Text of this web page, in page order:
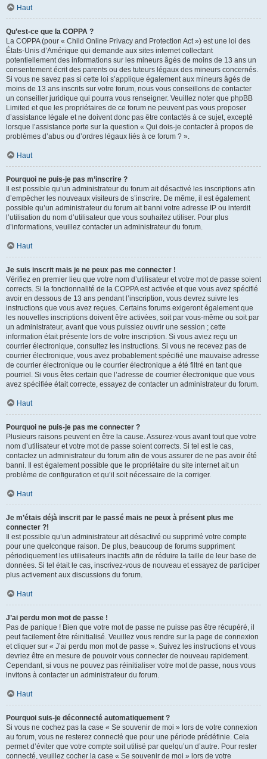
Haut
Qu’est-ce que la COPPA ?
La COPPA (pour « Child Online Privacy and Protection Act ») est une loi des
États-Unis d’Amérique qui demande aux sites internet collectant
potentiellement des informations sur les mineurs âgés de moins de 13 ans un
consentement écrit des parents ou des tuteurs légaux des mineurs concernés.
Si vous ne savez pas si cette loi s’applique également aux mineurs âgés de
moins de 13 ans inscrits sur votre forum, nous vous conseillons de contacter
un conseiller juridique qui pourra vous renseigner. Veuillez noter que phpBB
Limited et que les propriétaires de ce forum ne peuvent pas vous proposer
d’assistance légale et ne doivent donc pas être contactés à ce sujet, excepté
lorsque l’assistance porte sur la question « Qui dois-je contacter à propos de
problèmes d’abus ou d’ordres légaux liés à ce forum ? ».
Haut
Pourquoi ne puis-je pas m’inscrire ?
Il est possible qu’un administrateur du forum ait désactivé les inscriptions afin
d’empêcher les nouveaux visiteurs de s’inscrire. De même, il est également
possible qu’un administrateur du forum ait banni votre adresse IP ou interdit
l’utilisation du nom d’utilisateur que vous souhaitez utiliser. Pour plus
d’informations, veuillez contacter un administrateur du forum.
Haut
Je suis inscrit mais je ne peux pas me connecter !
Vérifiez en premier lieu que votre nom d’utilisateur et votre mot de passe soient
corrects. Si la fonctionnalité de la COPPA est activée et que vous avez spécifié
avoir en dessous de 13 ans pendant l’inscription, vous devrez suivre les
instructions que vous avez reçues. Certains forums exigeront également que
les nouvelles inscriptions doivent être activées, soit par vous-même ou soit par
un administrateur, avant que vous puissiez ouvrir une session ; cette
information était présente lors de votre inscription. Si vous aviez reçu un
courrier électronique, consultez les instructions. Si vous ne recevez pas de
courrier électronique, vous avez probablement spécifié une mauvaise adresse
de courrier électronique ou le courrier électronique a été filtré en tant que
pourriel. Si vous êtes certain que l’adresse de courrier électronique que vous
avez spécifiée était correcte, essayez de contacter un administrateur du forum.
Haut
Pourquoi ne puis-je pas me connecter ?
Plusieurs raisons peuvent en être la cause. Assurez-vous avant tout que votre
nom d’utilisateur et votre mot de passe soient corrects. Si tel est le cas,
contactez un administrateur du forum afin de vous assurer de ne pas avoir été
banni. Il est également possible que le propriétaire du site internet ait un
problème de configuration et qu’il soit nécessaire de la corriger.
Haut
Je m’étais déjà inscrit par le passé mais ne peux à présent plus me
connecter ?!
Il est possible qu’un administrateur ait désactivé ou supprimé votre compte
pour une quelconque raison. De plus, beaucoup de forums suppriment
périodiquement les utilisateurs inactifs afin de réduire la taille de leur base de
données. Si tel était le cas, inscrivez-vous de nouveau et essayez de participer
plus activement aux discussions du forum.
Haut
J’ai perdu mon mot de passe !
Pas de panique ! Bien que votre mot de passe ne puisse pas être récupéré, il
peut facilement être réinitialisé. Veuillez vous rendre sur la page de connexion
et cliquer sur « J’ai perdu mon mot de passe ». Suivez les instructions et vous
devriez être en mesure de pouvoir vous connecter de nouveau rapidement.
Cependant, si vous ne pouvez pas réinitialiser votre mot de passe, nous vous
invitons à contacter un administrateur du forum.
Haut
Pourquoi suis-je déconnecté automatiquement ?
Si vous ne cochez pas la case « Se souvenir de moi » lors de votre connexion
au forum, vous ne resterez connecté que pour une période prédéfinie. Cela
permet d’éviter que votre compte soit utilisé par quelqu’un d’autre. Pour rester
connecté, veuillez cocher la case « Se souvenir de moi » lors de votre